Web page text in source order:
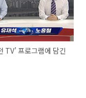
TV’ 프로그램에 담긴